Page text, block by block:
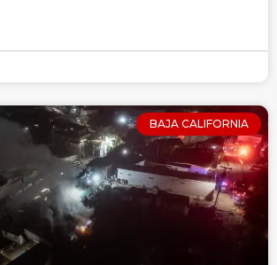
BAJA CALIFORNIA